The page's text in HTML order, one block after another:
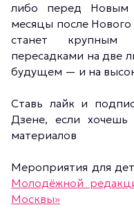
либо перед
месяцы после
станет крупным
пересадками на две
будущем — и на
Ставь лайк и
Дзене, если
материалов
Мероприятия для
Молодёжной
Москвы»